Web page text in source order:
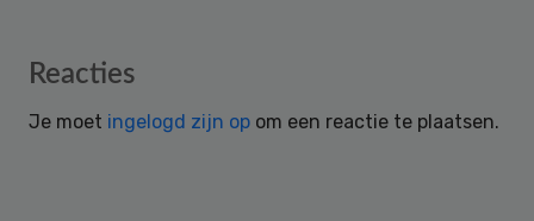
Reader
Reacties
Je moet ingelogd zijn op om een reactie te plaatsen.